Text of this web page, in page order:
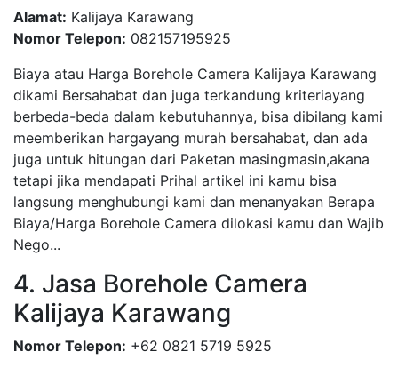
Alamat: Kalijaya Karawang
Nomor Telepon: 082157195925
Biaya atau Harga Borehole Camera Kalijaya Karawang
dikami Bersahabat dan juga terkandung kriteriayang
berbeda-beda dalam kebutuhannya, bisa dibilang kami
meemberikan hargayang murah bersahabat, dan ada
juga untuk hitungan dari Paketan masingmasin,akana
tetapi jika mendapati Prihal artikel ini kamu bisa
langsung menghubungi kami dan menanyakan Berapa
Biaya/Harga Borehole Camera dilokasi kamu dan Wajib
Nego...
4. Jasa Borehole Camera
Kalijaya Karawang
Nomor Telepon: +62 0821 5719 5925